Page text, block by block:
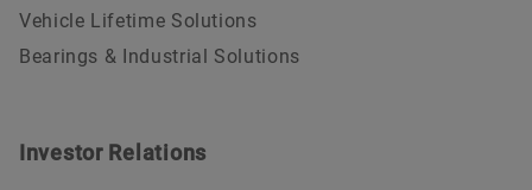
Vehicle Lifetime Solutions
Bearings & Industrial Solutions
Investor Relations